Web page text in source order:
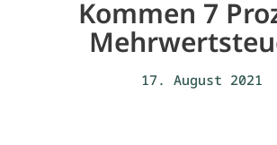
Kommen 7
17. August 2021